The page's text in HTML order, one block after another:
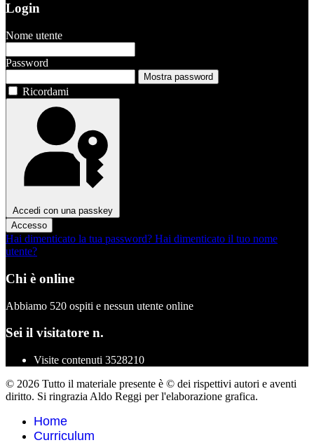
Login
Nome utente
Password
Mostra password
Ricordami
Accedi con una passkey
Accesso
Hai dimenticato la tua password? Hai dimenticato il tuo nome
utente?
Chi è online
Abbiamo 520 ospiti e nessun utente online
Sei il visitatore n.
Visite contenuti 3528210
© 2026 Tutto il materiale presente è © dei rispettivi autori e aventi
diritto. Si ringrazia Aldo Reggi per l'elaborazione grafica.
Home
Curriculum